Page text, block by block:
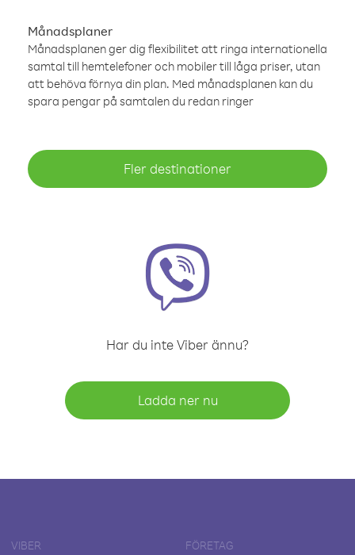
Månadsplaner
Månadsplanen ger dig flexibilitet att ringa internationella
samtal till hemtelefoner och mobiler till låga priser, utan
att behöva förnya din plan. Med månadsplanen kan du
spara pengar på samtalen du redan ringer
Fler destinationer
Har du inte Viber ännu?
Ladda ner nu
VIBER FÖRETAG